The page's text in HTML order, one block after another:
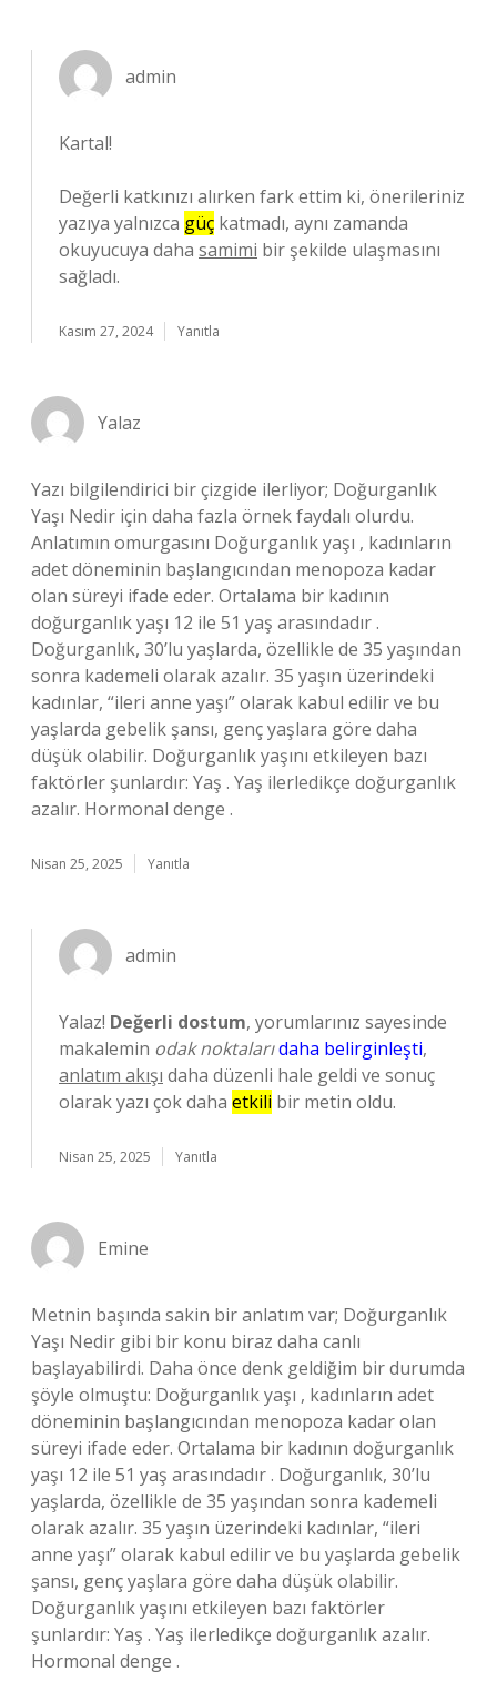
admin
Kartal!
Değerli katkınızı alırken fark ettim ki, önerileriniz
yazıya yalnızca güç katmadı, aynı zamanda
okuyucuya daha samimi bir şekilde ulaşmasını
sağladı.
Kasım 27, 2024 Yanıtla
Yalaz
Yazı bilgilendirici bir çizgide ilerliyor; Doğurganlık
Yaşı Nedir için daha fazla örnek faydalı olurdu.
Anlatımın omurgasını Doğurganlık yaşı , kadınların
adet döneminin başlangıcından menopoza kadar
olan süreyi ifade eder. Ortalama bir kadının
doğurganlık yaşı 12 ile 51 yaş arasındadır .
Doğurganlık, 30’lu yaşlarda, özellikle de 35 yaşından
sonra kademeli olarak azalır. 35 yaşın üzerindeki
kadınlar, “ileri anne yaşı” olarak kabul edilir ve bu
yaşlarda gebelik şansı, genç yaşlara göre daha
düşük olabilir. Doğurganlık yaşını etkileyen bazı
faktörler şunlardır: Yaş . Yaş ilerledikçe doğurganlık
azalır. Hormonal denge .
Nisan 25, 2025 Yanıtla
admin
Yalaz! Değerli dostum, yorumlarınız sayesinde
makalemin odak noktalarıdaha belirginleşti,
anlatım akışı daha düzenli hale geldi ve sonuç
olarak yazı çok daha etkili bir metin oldu.
Nisan 25, 2025 Yanıtla
Emine
Metnin başında sakin bir anlatım var; Doğurganlık
Yaşı Nedir gibi bir konu biraz daha canlı
başlayabilirdi. Daha önce denk geldiğim bir durumda
şöyle olmuştu: Doğurganlık yaşı , kadınların adet
döneminin başlangıcından menopoza kadar olan
süreyi ifade eder. Ortalama bir kadının doğurganlık
yaşı 12 ile 51 yaş arasındadır . Doğurganlık, 30’lu
yaşlarda, özellikle de 35 yaşından sonra kademeli
olarak azalır. 35 yaşın üzerindeki kadınlar, “ileri
anne yaşı” olarak kabul edilir ve bu yaşlarda gebelik
şansı, genç yaşlara göre daha düşük olabilir.
Doğurganlık yaşını etkileyen bazı faktörler
şunlardır: Yaş . Yaş ilerledikçe doğurganlık azalır.
Hormonal denge .